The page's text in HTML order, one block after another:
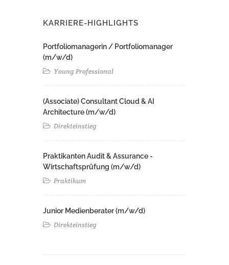
KARRIERE-HIGHLIGHTS
Portfoliomanagerin / Portfoliomanager
(m/w/d)
Young Professional
(Associate) Consultant Cloud & AI
Architecture (m/w/d)​ ​
Direkteinstieg
Praktikanten Audit & Assurance -
Wirtschaftsprüfung (m/w/d)
Praktikum
Junior Medienberater (m/w/d)
Direkteinstieg